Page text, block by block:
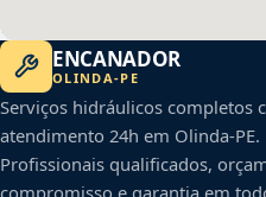
ENCANADOR
OLINDA-PE
Serviços hidráulicos completos
atendimento 24h em Olinda-PE.
Profissionais qualificados,
compromisso e garantia em